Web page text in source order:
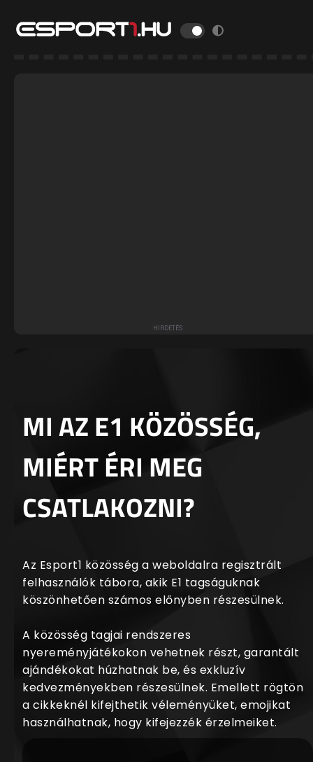
MI AZ E1 KÖZÖSSÉG,
MIÉRT ÉRI MEG
CSATLAKOZNI?
Az Esport1 közösség a weboldalra regisztrált
felhasználók tábora, akik E1 tagságuknak
köszönhetően számos előnyben részesülnek.
A közösség tagjai rendszeres
nyereményjátékokon vehetnek részt, garantált
ajándékokat húzhatnak be, és exkluzív
kedvezményekben részesülnek. Emellett rögtön
a cikkeknél kifejthetik véleményüket, emojikat
használhatnak, hogy kifejezzék érzelmeiket.